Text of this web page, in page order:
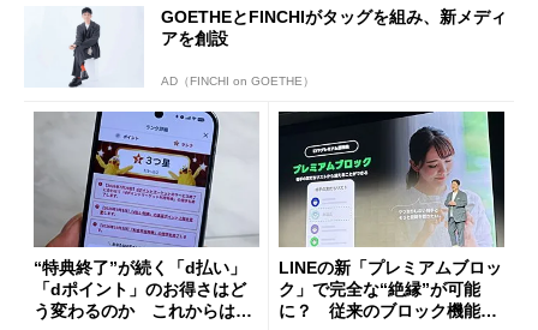
GOETHEとFINCHIがタッグを組み、新メディ
アを創設
AD（FINCHI on GOETHE）
“特典終了”が続く「d払い」
「dポイント」のお得さはど
う変わるのか これからは
LINEの新「プレミアムブロッ
ク」で完全な“絶縁”が可能
に？ 従来のブロック機能と